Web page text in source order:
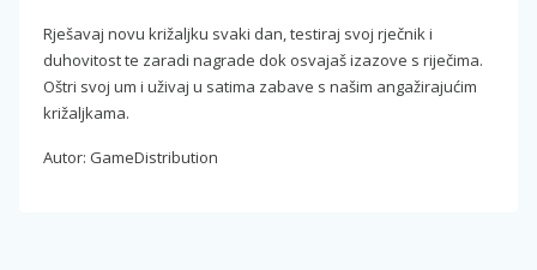
Rješavaj novu križaljku svaki dan, testiraj svoj rječnik i
duhovitost te zaradi nagrade dok osvajaš izazove s riječima.
Oštri svoj um i uživaj u satima zabave s našim angažirajućim
križaljkama.
Autor: GameDistribution